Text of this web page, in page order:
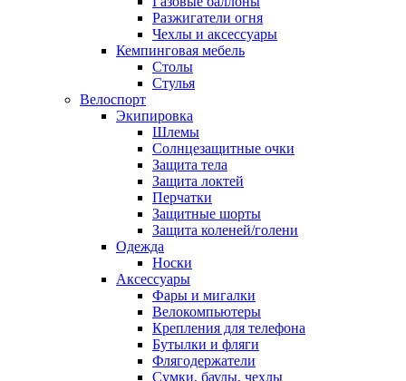
Разжигатели огня
Чехлы и аксессуары
Кемпинговая мебель
Столы
Стулья
Велоспорт
Экипировка
Шлемы
Солнцезащитные очки
Защита тела
Защита локтей
Перчатки
Защитные шорты
Защита коленей/голени
Одежда
Носки
Аксессуары
Фары и мигалки
Велокомпьютеры
Крепления для телефона
Бутылки и фляги
Флягодержатели
Сумки, баулы, чехлы